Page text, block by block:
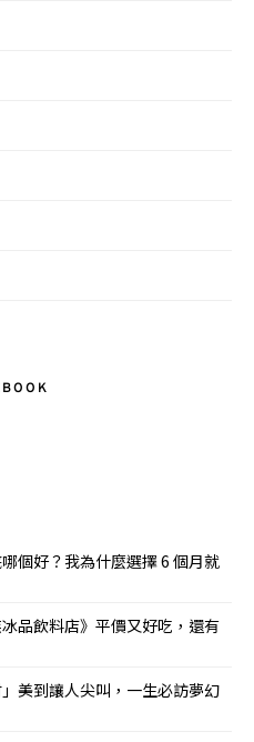
個好？我為什麼選擇 6 個月就
品飲料店》平價又好吃，還有
美到讓人尖叫，一生必訪夢幻